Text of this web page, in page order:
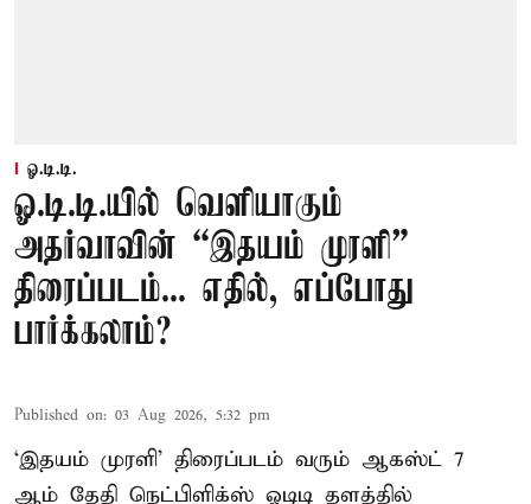
ஓ.டி.டி.
ஓ.டி.டி.யில் வெளியாகும்
அதர்வாவின் “இதயம் முரளி”
திரைப்படம்... எதில், எப்போது
பார்க்கலாம்?
Published on: 03 Aug 2026, 5:32 pm
‘இதயம் முரளி’ திரைப்படம் வரும் ஆகஸ்ட் 7
ஆம் தேதி நெட்பிளிக்ஸ் ஓடிடி தளத்தில்